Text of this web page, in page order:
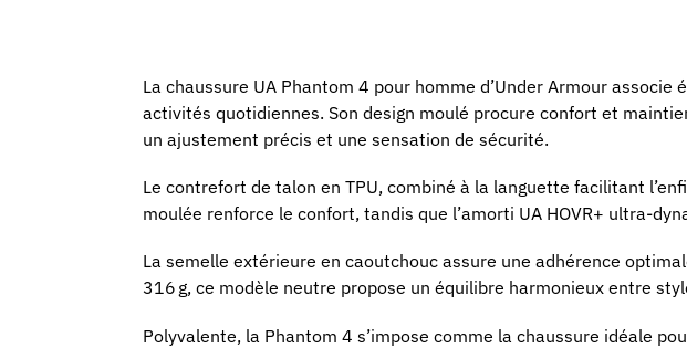
La chaussure UA Phantom 4 pour homme d’Under Armour
activités quotidiennes. Son design moulé procure confort et
un ajustement précis et une sensation de sécurité.
Le contrefort de talon en TPU, combiné à la languette facilitant
moulée renforce le confort, tandis que l’amorti UA HOVR+ ultra-
La semelle extérieure en caoutchouc assure une adhérence
316 g, ce modèle neutre propose un équilibre harmonieux entre
Polyvalente, la Phantom 4 s’impose comme la chaussure idéale